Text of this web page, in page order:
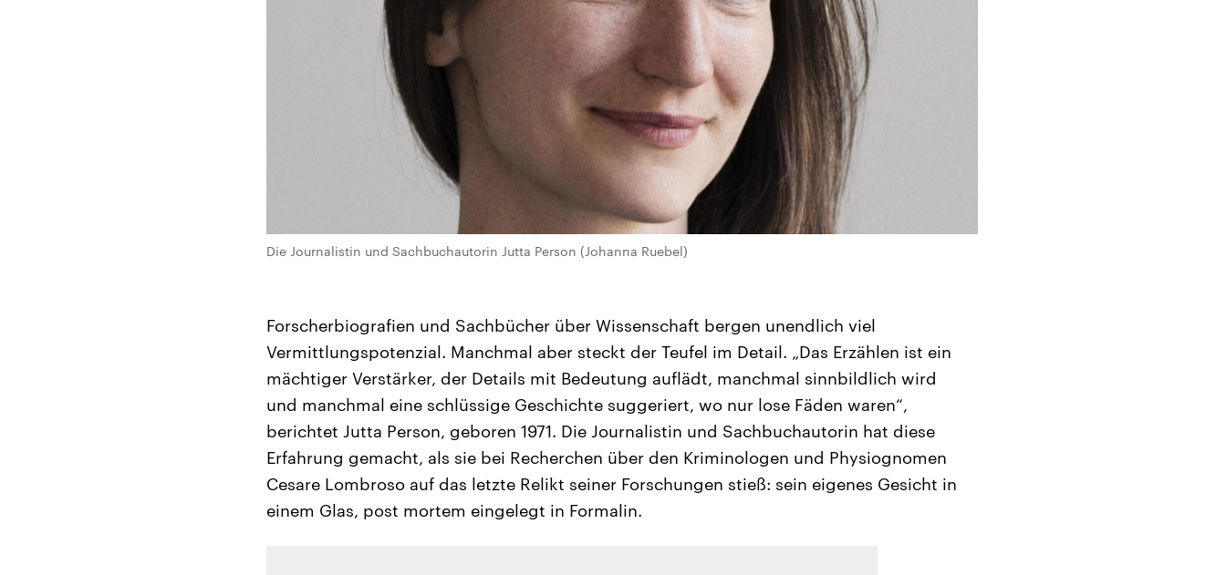
Die Journalistin und Sachbuchautorin Jutta Person (Johanna Ruebel)
Forscherbiografien und Sachbücher über Wissenschaft bergen unendlich viel
Vermittlungspotenzial. Manchmal aber steckt der Teufel im Detail. „Das Erzählen ist ein
mächtiger Verstärker, der Details mit Bedeutung auflädt, manchmal sinnbildlich wird
und manchmal eine schlüssige Geschichte suggeriert, wo nur lose Fäden waren“,
berichtet Jutta Person, geboren 1971. Die Journalistin und Sachbuchautorin hat diese
Erfahrung gemacht, als sie bei Recherchen über den Kriminologen und Physiognomen
Cesare Lombroso auf das letzte Relikt seiner Forschungen stieß: sein eigenes Gesicht in
einem Glas, post mortem eingelegt in Formalin.